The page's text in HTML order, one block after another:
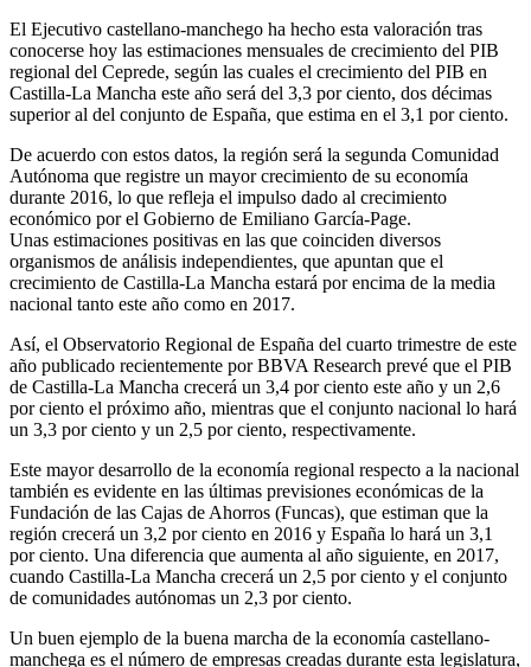
El Ejecutivo castellano-manchego ha hecho esta valoración tras
conocerse hoy las estimaciones mensuales de crecimiento del PIB
regional del Ceprede, según las cuales el crecimiento del PIB en
Castilla-La Mancha este año será del 3,3 por ciento, dos décimas
superior al del conjunto de España, que estima en el 3,1 por ciento.
De acuerdo con estos datos, la región será la segunda Comunidad
Autónoma que registre un mayor crecimiento de su economía
durante 2016, lo que refleja el impulso dado al crecimiento
económico por el Gobierno de Emiliano García-Page.
Unas estimaciones positivas en las que coinciden diversos
organismos de análisis independientes, que apuntan que el
crecimiento de Castilla-La Mancha estará por encima de la media
nacional tanto este año como en 2017.
Así, el Observatorio Regional de España del cuarto trimestre de este
año publicado recientemente por BBVA Research prevé que el PIB
de Castilla-La Mancha crecerá un 3,4 por ciento este año y un 2,6
por ciento el próximo año, mientras que el conjunto nacional lo hará
un 3,3 por ciento y un 2,5 por ciento, respectivamente.
Este mayor desarrollo de la economía regional respecto a la nacional
también es evidente en las últimas previsiones económicas de la
Fundación de las Cajas de Ahorros (Funcas), que estiman que la
región crecerá un 3,2 por ciento en 2016 y España lo hará un 3,1
por ciento. Una diferencia que aumenta al año siguiente, en 2017,
cuando Castilla-La Mancha crecerá un 2,5 por ciento y el conjunto
de comunidades autónomas un 2,3 por ciento.
Un buen ejemplo de la buena marcha de la economía castellano-
manchega es el número de empresas creadas durante esta legislatura,